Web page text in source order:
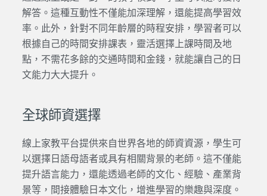
解答。這種互動性不僅能加深理解，還能提高學習效
率。此外，針對不同年齡層的時程安排，學習者可以
根據自己的時間安排課表，靈活選擇上課時間及地
點，不需花多餘的交通時間和金錢，就能讓自己的 日
文能力大大提升。
全球師資選擇
線上家教平台提供來自世界各地的師資資源 ，學生可
以選擇日語母語者或具有相關背景的老師。這不僅能
提升語言能力，還能透過老師的文化、經驗、產業背
景等，間接體驗日本文化，增進學習的樂趣與深度。